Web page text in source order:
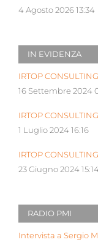
4 Agosto 2026 13:34
IN EVIDENZA
IRTOP
16 Settembre 2024
IRTOP
1 Luglio 2024 16:16
IRTOP
23 Giugno 2024 15:14
RADIO PMI
Intervista a Sergio